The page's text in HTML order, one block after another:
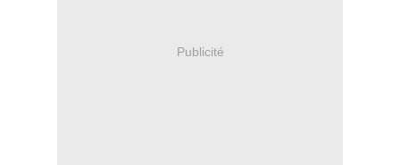
Publicité